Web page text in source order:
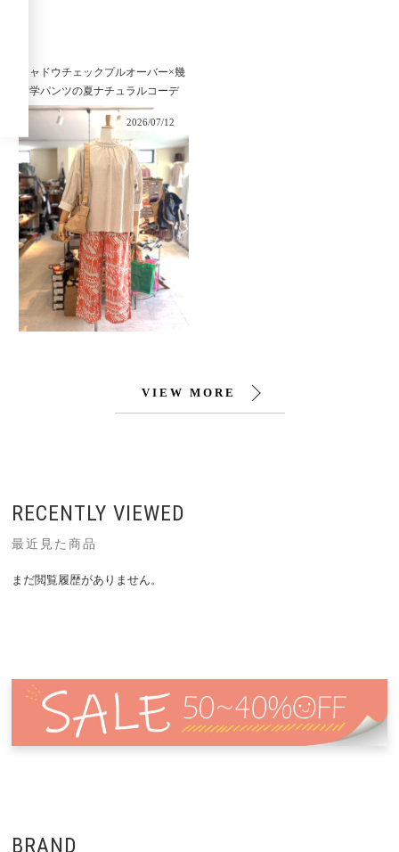
シャドウチェックプルオーバー×幾
何学パンツの夏ナチュラルコーデ
2026/07/12
VIEW MORE
RECENTLY VIEWED
最近見た商品
まだ閲覧履歴がありません。
BRAND